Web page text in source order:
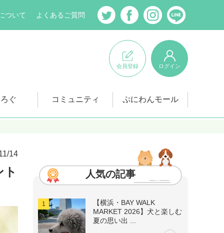
ついて よくあるご質問
会員登録 ログイン
ぐ コミュニティ ぷにわんモール
14
人気の記事
【横浜・BAY WALK
MARKET 2026】犬と楽しむ
夏の思い出 ...